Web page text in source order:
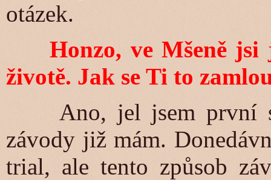
otázek.
Honzo, ve Mšeně jsi
životě. Jak se Ti to
Ano, jel jsem první
závody již mám.
trial, ale tento způsob